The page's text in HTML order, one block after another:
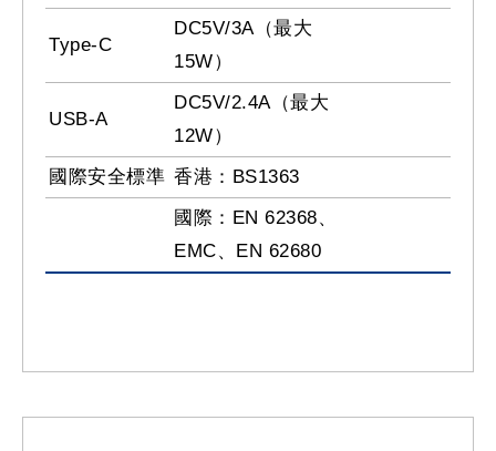
Type-C
DC5V/3A（最大
15W）
USB-A
DC5V/2.4A（最大
12W）
國際安全標準 香港：BS1363
國際：EN 62368、
EMC、EN 62680